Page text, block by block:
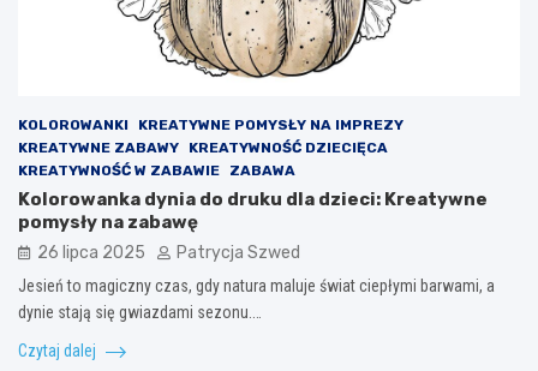
KOLOROWANKI
KREATYWNE POMYSŁY NA IMPREZY
KREATYWNE ZABAWY
KREATYWNOŚĆ DZIECIĘCA
KREATYWNOŚĆ W ZABAWIE
ZABAWA
Kolorowanka dynia do druku dla dzieci: Kreatywne
pomysły na zabawę
26 lipca 2025 Patrycja Szwed
Jesień to magiczny czas, gdy natura maluje świat ciepłymi barwami, a
dynie stają się gwiazdami sezonu.…
Czytaj dalej